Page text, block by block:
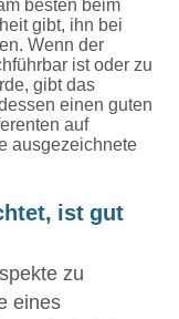
besten beim
gibt, ihn bei
Wenn der
ist oder zu
gibt das
einen guten
auf
ausgezeichnete
ist gut
zu
eines